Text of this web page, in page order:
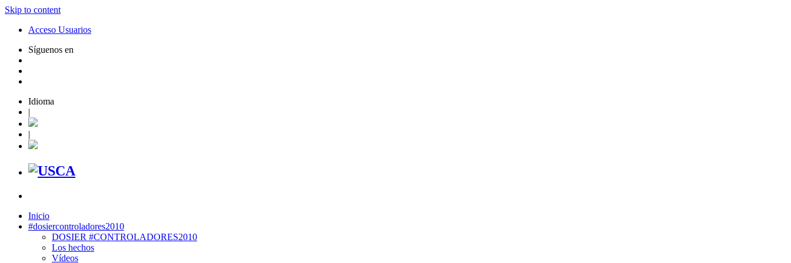
Skip to content
Acceso Usuarios
Síguenos en
Idioma
|
|
Inicio
#dosiercontroladores2010
DOSIER #CONTROLADORES2010
Los hechos
Vídeos